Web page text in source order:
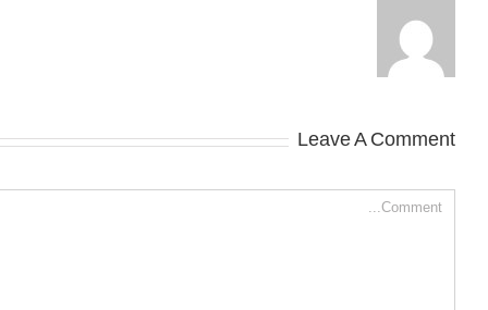
Leave A Comment
Comment